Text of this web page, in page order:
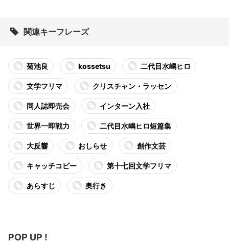
関連キーフレーズ
菊池良 kossetsu 二代目水嶋ヒロ
文学フリマ クリスチャン・ラッセン
同人誌即売会 インターン入社
世界一即戦力 二代目水嶋ヒロ短篇集
大反響 おしらせ 創作文芸
キャッチコピー 第十七回文学フリマ
あらすじ 奥行き
POP UP !